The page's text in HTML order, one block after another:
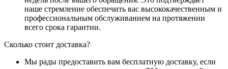
наше стремление обеспечить вас высококачественным и
профессиональным обслуживанием на протяжении
всего срока гарантии.
Сколько стоит доставка?
Мы рады предоставить вам бесплатную доставку, если